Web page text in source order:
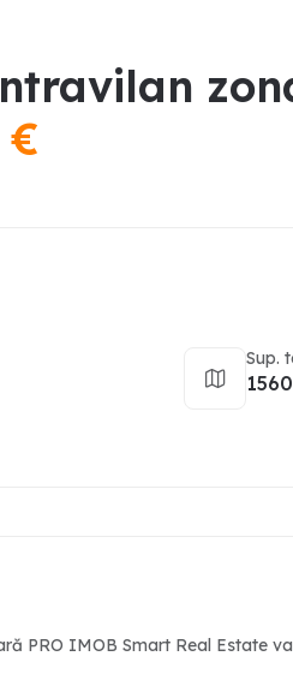
€
Sup.
PRO IMOB Smart Real Estate